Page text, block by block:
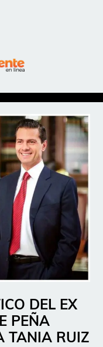
DEL EX
PEÑA
TANIA RUIZ